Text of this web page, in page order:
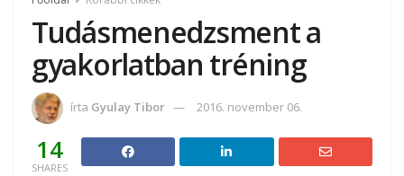
Tudásmenedzsment a
gyakorlatban tréning
írta Gyulay Tibor 2016. november 06.
14
SHARES